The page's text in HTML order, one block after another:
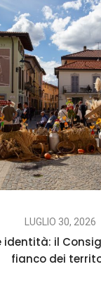
LUGLIO 30, 2026
identità: il
fianco dei